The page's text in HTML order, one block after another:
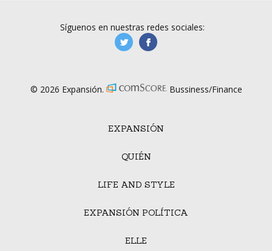
EXPANSIÓN
QUIÉN
LIFE AND STYLE
EXPANSIÓN POLÍTICA
ELLE
Síguenos en nuestras redes sociales:
manufacturaGE
© 2026 Expansión. Bussiness/Finance